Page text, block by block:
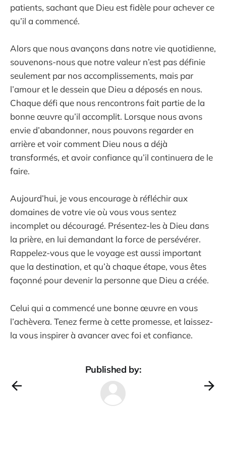
patients, sachant que Dieu est fidèle pour achever ce
qu’il a commencé.
Alors que nous avançons dans notre vie quotidienne,
souvenons-nous que notre valeur n’est pas définie
seulement par nos accomplissements, mais par
l’amour et le dessein que Dieu a déposés en nous.
Chaque défi que nous rencontrons fait partie de la
bonne œuvre qu’il accomplit. Lorsque nous avons
envie d’abandonner, nous pouvons regarder en
arrière et voir comment Dieu nous a déjà
transformés, et avoir confiance qu’il continuera de le
faire.
Aujourd’hui, je vous encourage à réfléchir aux
domaines de votre vie où vous vous sentez
incomplet ou découragé. Présentez-les à Dieu dans
la prière, en lui demandant la force de persévérer.
Rappelez-vous que le voyage est aussi important
que la destination, et qu’à chaque étape, vous êtes
façonné pour devenir la personne que Dieu a créée.
Celui qui a commencé une bonne œuvre en vous
l’achèvera. Tenez ferme à cette promesse, et laissez-
la vous inspirer à avancer avec foi et confiance.
Published by: